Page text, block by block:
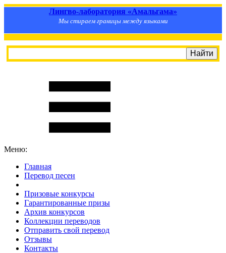
Лингво-лаборатория «Амальгама»
Мы стираем границы между языками
Меню:
Главная
Перевод песен
Призовые конкурсы
Гарантированные призы
Архив конкурсов
Коллекции переводов
Отправить свой перевод
Отзывы
Контакты